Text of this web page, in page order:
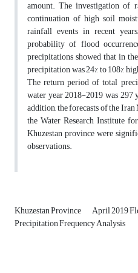
amount. The investigation of
continuation of high soil
rainfall events in recent
probability of flood
precipitations showed that in
precipitation was 24% to 108%
The return period of total
water year 2018-2019 was 297
addition, the forecasts of the
the Water Research Institute
Khuzestan province were
observations.
Khuzestan Province April 2019
Precipitation Frequency Analysis